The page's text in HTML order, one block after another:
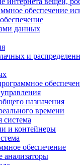
обеспечение
данных
и
назначения
времени
система
и контейнеры
обеспечение
анализаторы